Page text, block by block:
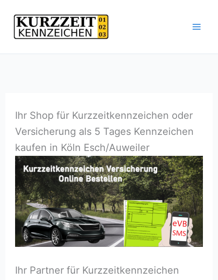
Inhalt
springen
Ihr Shop für Kurzzeitkennzeichen oder
Versicherung als 5 Tages Kennzeichen
kaufen in Köln Esch/Auweiler
Ihr Partner für Kurzzeitkennzeichen